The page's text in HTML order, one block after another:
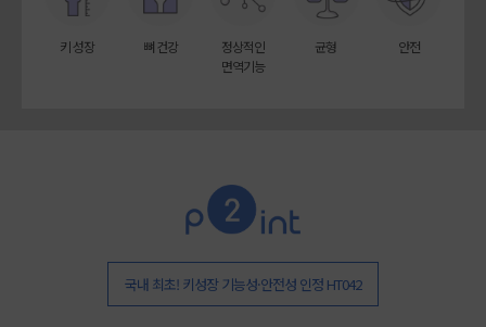
키 성장 뼈 건강
정상적인
면역기능
균형 안전
국내 최초! 키성장 기능성·안전성 인정 HT042